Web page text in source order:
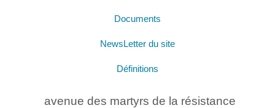
Documents
NewsLetter du site
Définitions
avenue des martyrs de la résistance